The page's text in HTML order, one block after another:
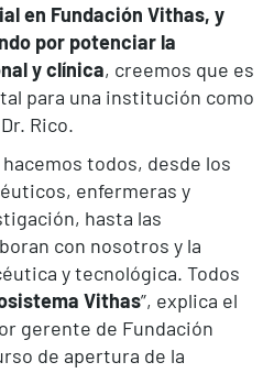
en Fundación Vithas, y
por potenciar la
y clínica, creemos que es
para una institución como
Rico.
todos, desde los
enfermeras y
hasta las
con nosotros y la
y tecnológica. Todos
Vithas”, explica el
gerente de Fundación
de apertura de la